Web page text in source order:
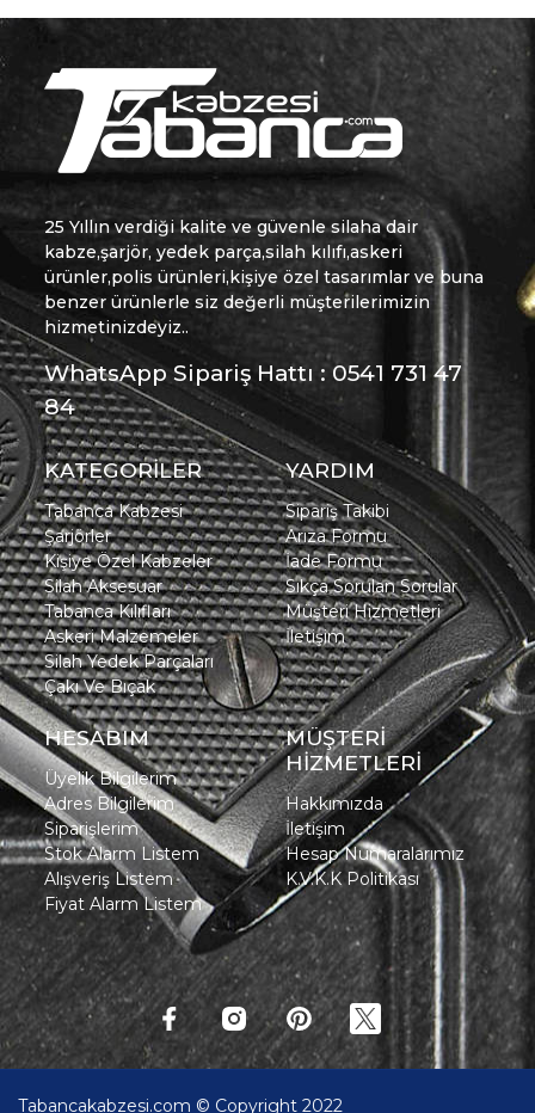
25 Yıllın verdiği kalite ve güvenle silaha dair
kabze,şarjör, yedek parça,silah kılıfı,askeri
ürünler,polis ürünleri,kişiye özel tasarımlar ve buna
benzer ürünlerle siz değerli müşterilerimizin
hizmetinizdeyiz..
WhatsApp Sipariş Hattı : 0541 731 47
84
KATEGORİLER
Tabanca Kabzesi
Şarjörler
Kişiye Özel Kabzeler
Silah Aksesuar
Tabanca Kılıfları
Askeri Malzemeler
Silah Yedek Parçaları
Çakı Ve Bıçak
YARDIM
Sipariş Takibi
Arıza Formu
İade Formu
Sıkça Sorulan Sorular
Müşteri Hizmetleri
İletişim
HESABIM
Üyelik Bilgilerim
Adres Bilgilerim
Siparişlerim
Stok Alarm Listem
Alışveriş Listem
Fiyat Alarm Listem
MÜŞTERİ
HİZMETLERİ
Hakkımızda
İletişim
Hesap Numaralarımız
K.V.K.K Politikası
Tabancakabzesi.com © Copyright 2022